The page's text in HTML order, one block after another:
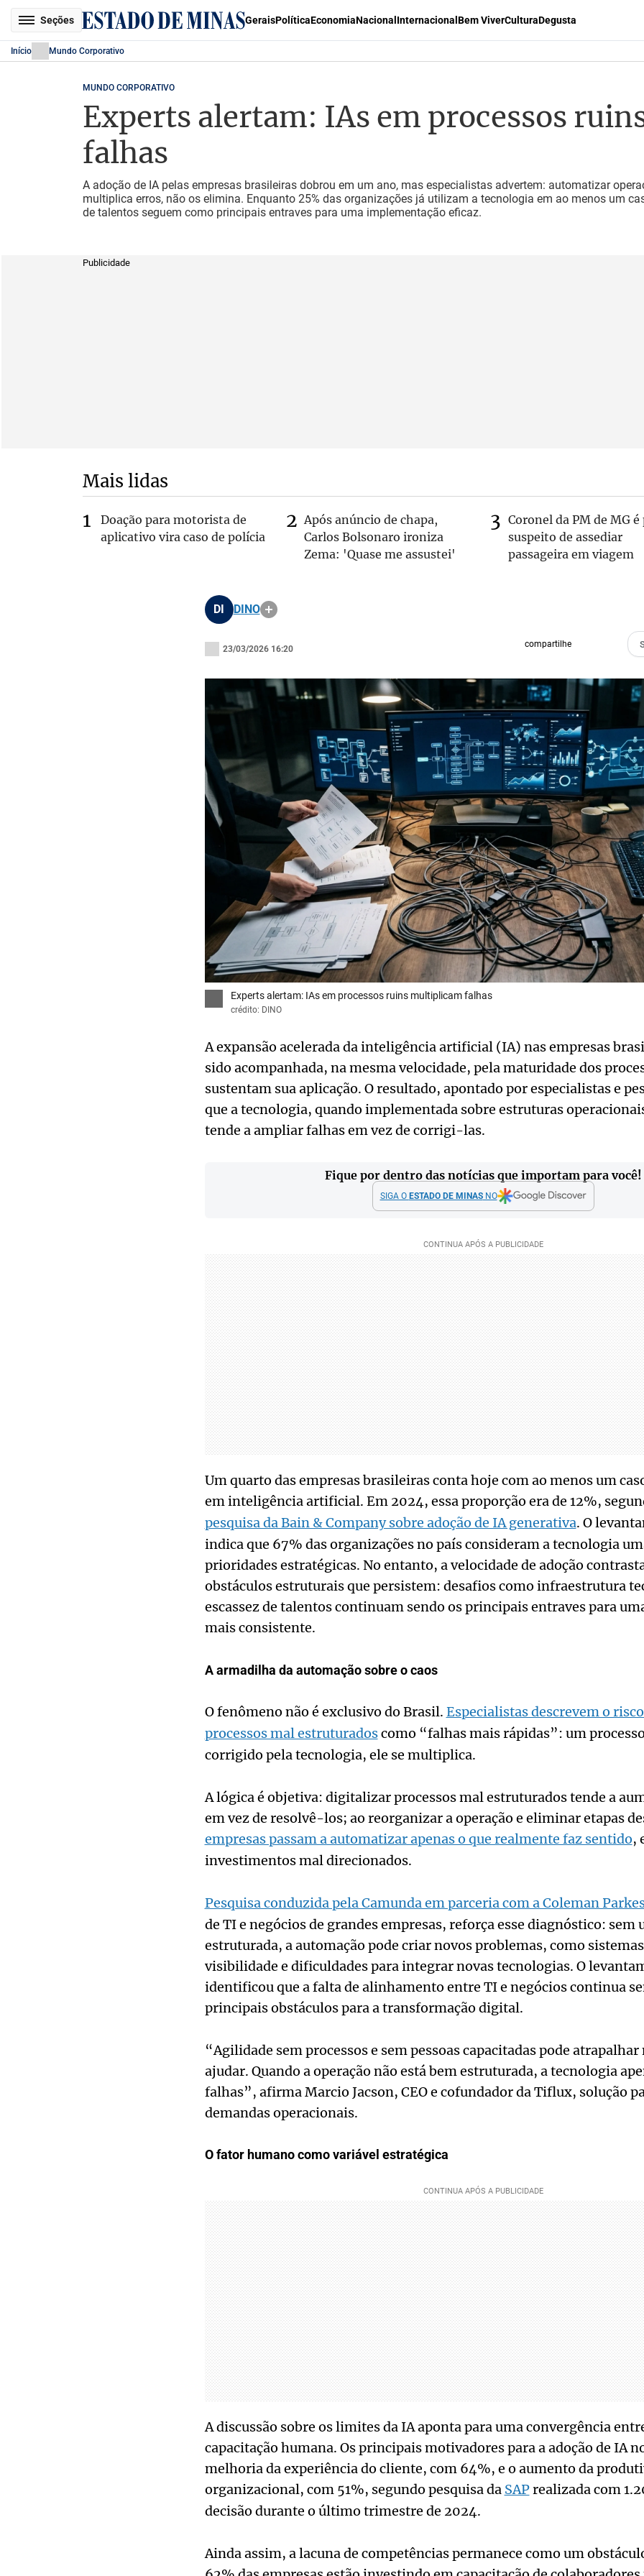
Seções GeraisPolíticaEconomiaNacional Internacional Bem ViverCulturaDegusta
Início Mundo Corporativo
MUNDO CORPORATIVO
Experts alertam: IAs em processos
falhas
A adoção de IA pelas empresas brasileiras dobrou em um ano, mas especialistas advertem: automatizar
multiplica erros, não os elimina. Enquanto 25% das organizações já utilizam a tecnologia em ao menos um
de talentos seguem como principais entraves para uma implementação eficaz.
Publicidade
Mais lidas
Doação para motorista de
aplicativo vira caso de polícia
Após anúncio de chapa,
Carlos Bolsonaro ironiza
Zema: 'Quase me assustei'
Coronel da PM de MG é
suspeito de assediar
passageira em viagem
DI DINO
23/03/2026 16:20 compartilhe
Experts alertam: IAs em processos ruins multiplicam falhas
crédito: DINO
A expansão acelerada da inteligência artificial (IA) nas empresas
sido acompanhada, na mesma velocidade, pela maturidade dos
sustentam sua aplicação. O resultado, apontado por especialistas e
que a tecnologia, quando implementada sobre estruturas
tende a ampliar falhas em vez de corrigi-las.
Fique por dentro das notícias que importam para você!
SIGA O ESTADO DE MINASNO
Um quarto das empresas brasileiras conta hoje com ao menos um
em inteligência artificial. Em 2024, essa proporção era de 12%,
pesquisa da Bain & Company sobre adoção de IA generativa. O
indica que 67% das organizações no país consideram a tecnologia
prioridades estratégicas. No entanto, a velocidade de adoção
obstáculos estruturais que persistem: desafios como infraestrutura
escassez de talentos continuam sendo os principais entraves para
mais consistente.
A armadilha da automação sobre o caos
O fenômeno não é exclusivo do Brasil. Especialistas descrevem o
processos mal estruturadoscomo “falhas mais rápidas”: um
corrigido pela tecnologia, ele se multiplica.
A lógica é objetiva: digitalizar processos mal estruturados tende a
em vez de resolvê-los; ao reorganizar a operação e eliminar etapas
empresas passam a automatizar apenas o que realmente faz sentido,
investimentos mal direcionados.
Pesquisa conduzida pela Camunda em parceria com a Coleman
de TI e negócios de grandes empresas, reforça esse diagnóstico: sem
estruturada, a automação pode criar novos problemas, como
visibilidade e dificuldades para integrar novas tecnologias. O
identificou que a falta de alinhamento entre TI e negócios continua
principais obstáculos para a transformação digital.
“Agilidade sem processos e sem pessoas capacitadas pode atrapalhar
ajudar. Quando a operação não está bem estruturada, a tecnologia
falhas”, afirma Marcio Jacson, CEO e cofundador da Tiflux, solução
demandas operacionais.
O fator humano como variável estratégica
A discussão sobre os limites da IA aponta para uma convergência
capacitação humana. Os principais motivadores para a adoção de IA
melhoria da experiência do cliente, com 64%, e o aumento da
organizacional, com 51%, segundo pesquisa da SAPrealizada com
decisão durante o último trimestre de 2024.
Ainda assim, a lacuna de competências permanece como um